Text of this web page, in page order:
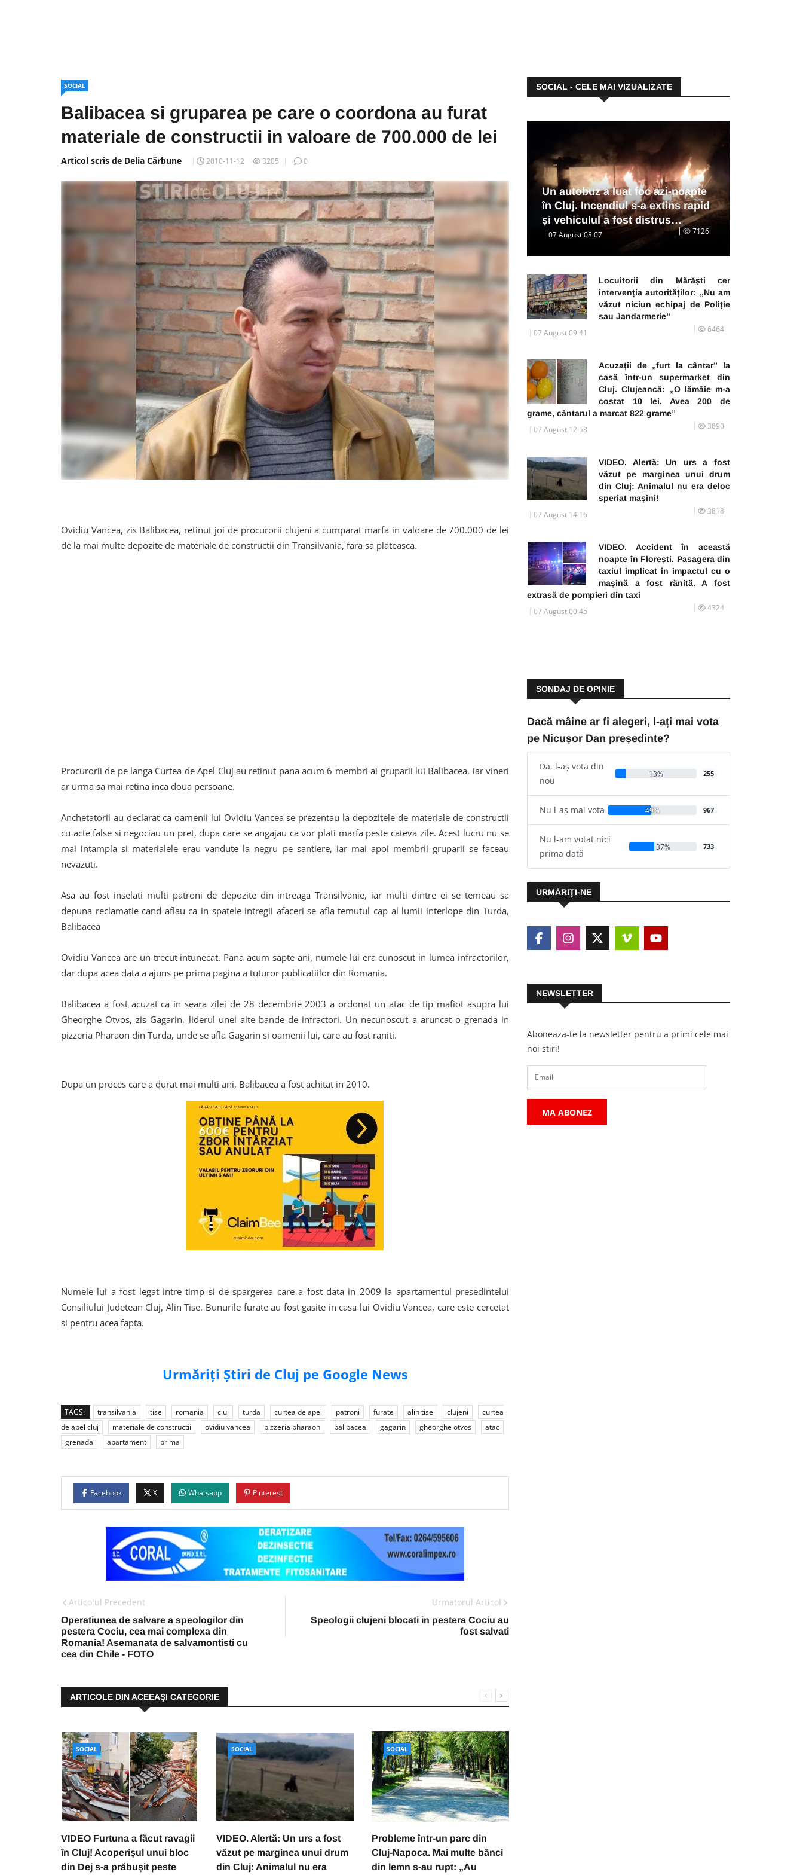
SOCIAL
Balibacea si gruparea pe care o coordona au furat
materiale de constructii in valoare de 700.000 de lei
Articol scris de Delia Cărbune 2010-11-12 3205 0
Ovidiu Vancea, zis Balibacea, retinut joi de procurorii clujeni a cumparat marfa in valoare de 700.000 de lei
de la mai multe depozite de materiale de constructii din Transilvania, fara sa plateasca.
Procurorii de pe langa Curtea de Apel Cluj au retinut pana acum 6 membri ai gruparii lui Balibacea, iar vineri
ar urma sa mai retina inca doua persoane.
Anchetatorii au declarat ca oamenii lui Ovidiu Vancea se prezentau la depozitele de materiale de constructii
cu acte false si negociau un pret, dupa care se angajau ca vor plati marfa peste cateva zile. Acest lucru nu se
mai intampla si materialele erau vandute la negru pe santiere, iar mai apoi membrii gruparii se faceau
nevazuti.
Asa au fost inselati multi patroni de depozite din intreaga Transilvanie, iar multi dintre ei se temeau sa
depuna reclamatie cand aflau ca in spatele intregii afaceri se afla temutul cap al lumii interlope din Turda,
Balibacea
Ovidiu Vancea are un trecut intunecat. Pana acum sapte ani, numele lui era cunoscut in lumea infractorilor,
dar dupa acea data a ajuns pe prima pagina a tuturor publicatiilor din Romania.
Balibacea a fost acuzat ca in seara zilei de 28 decembrie 2003 a ordonat un atac de tip mafiot asupra lui
Gheorghe Otvos, zis Gagarin, liderul unei alte bande de infractori. Un necunoscut a aruncat o grenada in
pizzeria Pharaon din Turda, unde se afla Gagarin si oamenii lui, care au fost raniti.
Dupa un proces care a durat mai multi ani, Balibacea a fost achitat in 2010.
Numele lui a fost legat intre timp si de spargerea care a fost data in 2009 la apartamentul presedintelui
Consiliului Judetean Cluj, Alin Tise. Bunurile furate au fost gasite in casa lui Ovidiu Vancea, care este cercetat
si pentru acea fapta.
Urmăriți Știri de Cluj pe Google News
TAGS: transilvania tise romania cluj turda curtea de apel patroni furate alin tise clujeni
curtea
de apel cluj
materiale de constructii ovidiu vancea pizzeria pharaon balibacea gagarin gheorghe otvos
atac
grenada
apartament prima
Facebook X Whatsapp Pinterest
Articolul Precedent
Operatiunea de salvare a speologilor din
pestera Cociu, cea mai complexa din
Romania! Asemanata de salvamontisti cu
cea din Chile - FOTO
Urmatorul Articol
Speologii clujeni blocati in pestera Cociu au
fost salvati
ARTICOLE DIN ACEEAŞI CATEGORIE
SOCIAL
VIDEO Furtuna a făcut ravagii
în Cluj! Acoperișul unui bloc
din Dej s-a prăbușit peste
SOCIAL
VIDEO. Alertă: Un urs a fost
văzut pe marginea unui drum
din Cluj: Animalul nu era
SOCIAL
Probleme într-un parc din
Cluj-Napoca. Mai multe bănci
din lemn s-au rupt: „Au
SOCIAL - CELE MAI VIZUALIZATE
Un autobuz a luat foc azi-noapte
în Cluj. Incendiul s-a extins rapid
și vehiculul a fost distrus…
07 August 08:07 7126
Locuitorii din Mărăști cer
intervenția autorităților: „Nu am
văzut niciun echipaj de Poliție
sau Jandarmerie”
07 August 09:41 6464
Acuzații de „furt la cântar” la
casă într-un supermarket din
Cluj. Clujeancă: „O lămâie m-a
costat 10 lei. Avea 200 de
grame, cântarul a marcat 822 grame”
07 August 12:58 3890
VIDEO. Alertă: Un urs a fost
văzut pe marginea unui drum
din Cluj: Animalul nu era deloc
speriat mașini!
07 August 14:16 3818
VIDEO. Accident în această
noapte în Florești. Pasagera din
taxiul implicat în impactul cu o
mașină a fost rănită. A fost
extrasă de pompieri din taxi
07 August 00:45 4324
SONDAJ DE OPINIE
Dacă mâine ar fi alegeri, l-ați mai vota
pe Nicușor Dan președinte?
Da, l-aș vota din
nou
13% 255
Nu l-aș mai vota 49% 967
Nu l-am votat nici
prima dată
37% 733
URMĂRIŢI-NE
NEWSLETTER
Aboneaza-te la newsletter pentru a primi cele mai
noi stiri!
MA ABONEZ